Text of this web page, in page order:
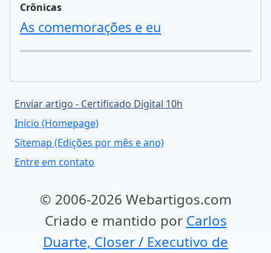
Crônicas
As comemorações e eu
Enviar artigo - Certificado Digital 10h
Início (Homepage)
Sitemap (Edições por mês e ano)
Entre em contato
© 2006-2026 Webartigos.com
Criado e mantido por Carlos
Duarte, Closer / Executivo de